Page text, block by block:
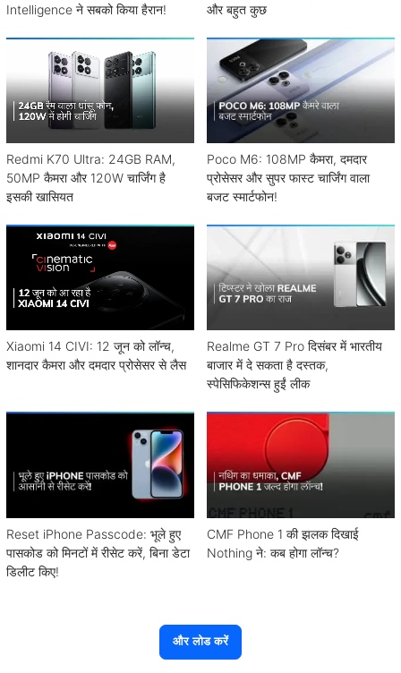
Intelligence ने सबको किया हैरान!
और बहुत कुछ
Redmi K70 Ultra: 24GB RAM,
50MP कैमरा और 120W चार्जिंग है
इसकी खासियत
Poco M6: 108MP कैमरा, दमदार
प्रोसेसर और सुपर फास्ट चार्जिंग वाला
बजट स्मार्टफोन!
Xiaomi 14 CIVI: 12 जून को लॉन्च,
शानदार कैमरा और दमदार प्रोसेसर से लैस
Realme GT 7 Pro दिसंबर में भारतीय
बाजार में दे सकता है दस्तक,
स्पेसिफिकेशन्स हुईं लीक
Reset iPhone Passcode: भूले हुए
पासकोड को मिनटों में रीसेट करें, बिना डेटा
डिलीट किए!
CMF Phone 1 की झलक दिखाई
Nothing ने: कब होगा लॉन्च?
और लोड करें